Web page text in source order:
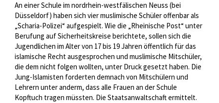
An einer Schule im nordrhein-westfälischen Neuss (bei
Düsseldorf) haben sich vier muslimische Schüler offenbar als
„Scharia-Polizei“ aufgespielt. Wie die „Rheinische Post“ unter
Berufung auf Sicherheitskreise berichtete, sollen sich die
Jugendlichen im Alter von 17 bis 19 Jahren öffentlich für das
islamische Recht ausgesprochen und muslimische Mitschüler,
die dem nicht folgen wollten, unter Druck gesetzt haben. Die
Jung-Islamisten forderten demnach von Mitschülern und
Lehrern unter anderm, dass alle Frauen an der Schule
Kopftuch tragen müssten. Die Staatsanwaltschaft ermittelt.